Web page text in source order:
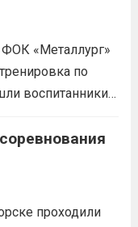
целью
сплочение
здорового
прохождения
«Металлург»
по
воспитанники
технику владения
коротких
проходили